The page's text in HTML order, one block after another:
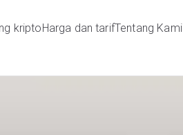
kriptoHarga dan tarifTentang Kami